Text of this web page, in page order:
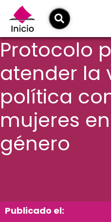
Protocolo
atender la
política
mujeres
género
Publicado el: